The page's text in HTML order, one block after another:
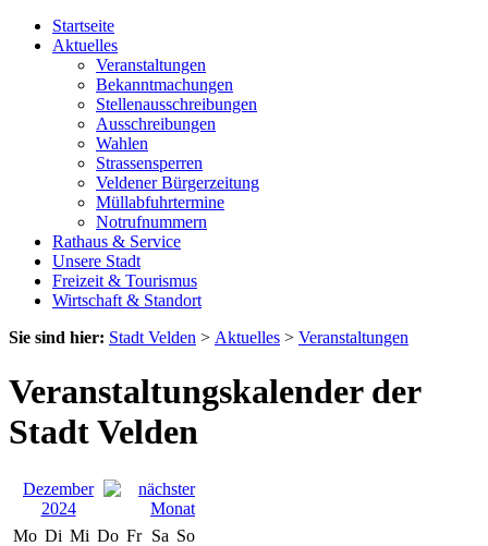
Startseite
Aktuelles
Veranstaltungen
Bekanntmachungen
Stellenausschreibungen
Ausschreibungen
Wahlen
Strassensperren
Veldener Bürgerzeitung
Müllabfuhrtermine
Notrufnummern
Rathaus & Service
Unsere Stadt
Freizeit & Tourismus
Wirtschaft & Standort
Sie sind hier: Stadt Velden > Aktuelles > Veranstaltungen
Veranstaltungskalender der
Stadt Velden
Dezember
2024
Mo Di Mi Do Fr Sa So